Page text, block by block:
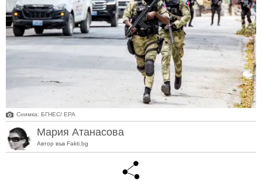
Снимка: БГНЕС/ EPA
Мария Атанасова
Автор във Fakti.bg